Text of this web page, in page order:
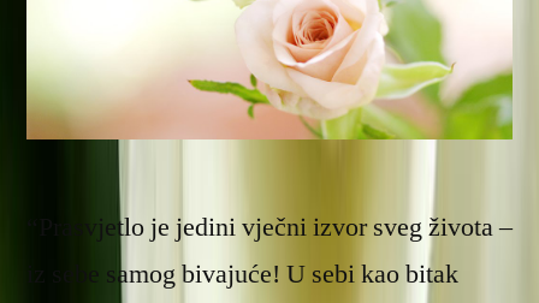
“Prasvjetlo je jedini vječni izvor sveg života –
iz sebe samog bivajuće! U sebi kao bitak